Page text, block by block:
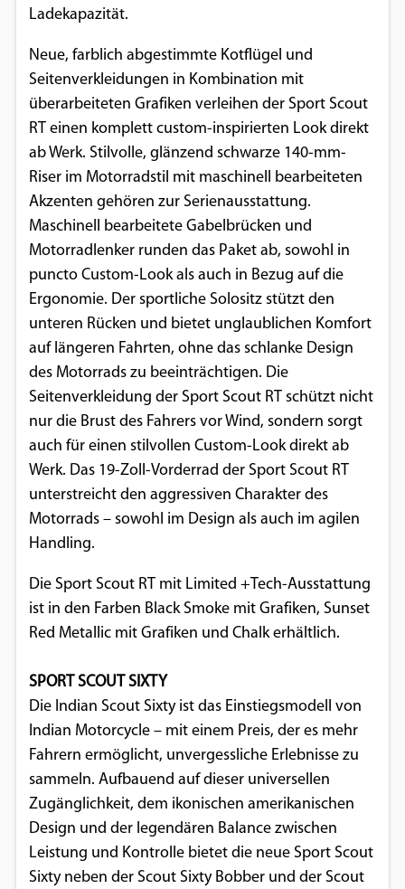
Ladekapazität.
Neue, farblich abgestimmte Kotflügel und
Seitenverkleidungen in Kombination mit
überarbeiteten Grafiken verleihen der Sport Scout
RT einen komplett custom-inspirierten Look direkt
ab Werk. Stilvolle, glänzend schwarze 140-mm-
Riser im Motorradstil mit maschinell bearbeiteten
Akzenten gehören zur Serienausstattung.
Maschinell bearbeitete Gabelbrücken und
Motorradlenker runden das Paket ab, sowohl in
puncto Custom-Look als auch in Bezug auf die
Ergonomie. Der sportliche Solositz stützt den
unteren Rücken und bietet unglaublichen Komfort
auf längeren Fahrten, ohne das schlanke Design
des Motorrads zu beeinträchtigen. Die
Seitenverkleidung der Sport Scout RT schützt nicht
nur die Brust des Fahrers vor Wind, sondern sorgt
auch für einen stilvollen Custom-Look direkt ab
Werk. Das 19-Zoll-Vorderrad der Sport Scout RT
unterstreicht den aggressiven Charakter des
Motorrads – sowohl im Design als auch im agilen
Handling.
Die Sport Scout RT mit Limited +Tech-Ausstattung
ist in den Farben Black Smoke mit Grafiken, Sunset
Red Metallic mit Grafiken und Chalk erhältlich.
SPORT SCOUT SIXTY
Die Indian Scout Sixty ist das Einstiegsmodell von
Indian Motorcycle – mit einem Preis, der es mehr
Fahrern ermöglicht, unvergessliche Erlebnisse zu
sammeln. Aufbauend auf dieser universellen
Zugänglichkeit, dem ikonischen amerikanischen
Design und der legendären Balance zwischen
Leistung und Kontrolle bietet die neue Sport Scout
Sixty neben der Scout Sixty Bobber und der Scout